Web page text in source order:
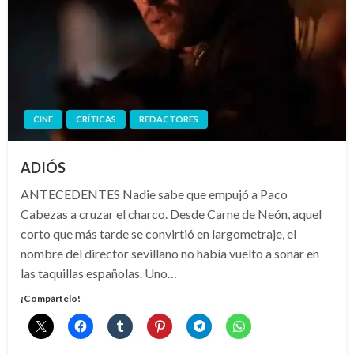
CINE CRÍTICAS REDACTORES
ADIÓS
ANTECEDENTES Nadie sabe que empujó a Paco
Cabezas a cruzar el charco. Desde Carne de Neón, aquel
corto que más tarde se convirtió en largometraje, el
nombre del director sevillano no había vuelto a sonar en
las taquillas españolas. Uno…
¡Compártelo!